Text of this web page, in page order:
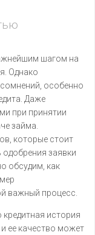
шагом на
Однако
особенно
Даже
при принятии
займа.
которые стоит
заявки
обсудим, как
важный процесс.
кредитная история
ее качество может